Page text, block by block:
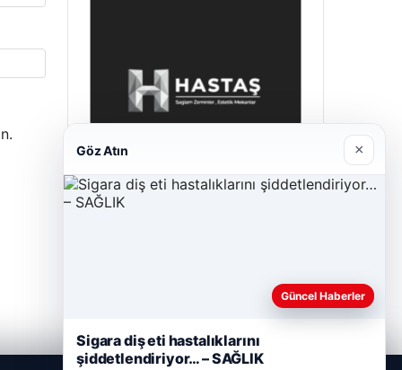
Göz Atın ×
Güncel Haberler
Sigara diş eti hastalıklarını
şiddetlendiriyor… – SAĞLIK